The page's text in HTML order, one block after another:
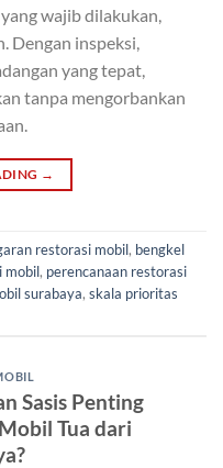
wajib dilakukan,
Dengan inspeksi,
yang tepat,
tanpa mengorbankan
→
restorasi mobil, bengkel
mobil, perencanaan restorasi
surabaya, skala prioritas
Sasis Penting
Tua dari